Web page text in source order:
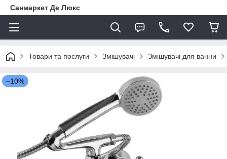
Санмаркет Де Люкс
Товари та послуги Змішувачі Змішувачі для ванни
–10%